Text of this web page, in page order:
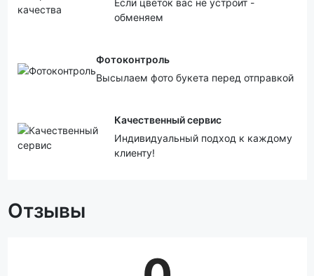
Если цветок вас не устроит -
обменяем
Фотоконтроль
Высылаем фото букета перед отправкой
Качественный сервис
Индивидуальный подход к каждому
клиенту!
Отзывы